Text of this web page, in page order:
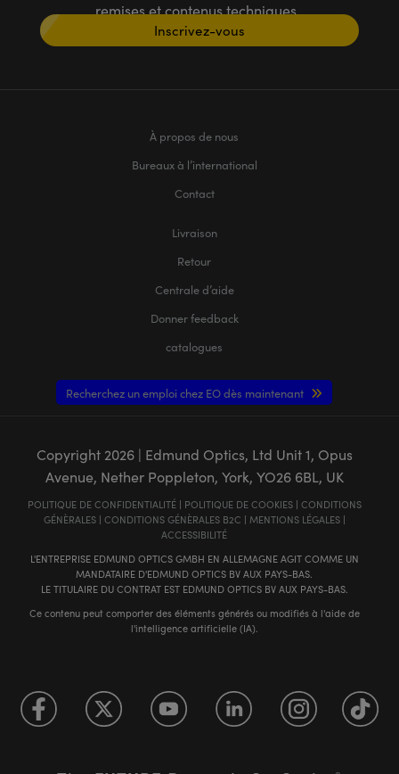
remises et contenus techniques
Inscrivez-vous
À propos de nous
Bureaux à l’international
Contact
Livraison
Retour
Centrale d’aide
Donner feedback
catalogues
Recherchez un emploi chez EO dès maintenant
Copyright 2026| Edmund Optics, Ltd Unit 1, Opus
Avenue, Nether Poppleton, York, YO26 6BL, UK
POLITIQUE DE CONFIDENTIALITÉ| POLITIQUE DE COOKIES| CONDITIONS
GÉNÈRALES| CONDITIONS GÉNÈRALES B2C | MENTIONS LÉGALES|
ACCESSIBILITÉ
L'ENTREPRISE EDMUND OPTICS GMBH EN ALLEMAGNE AGIT COMME UN
MANDATAIRE D'EDMUND OPTICS BV AUX PAYS-BAS.
LE TITULAIRE DU CONTRAT EST EDMUND OPTICS BV AUX PAYS-BAS.
Ce contenu peut comporter des éléments générés ou modifiés à l'aide de
l'intelligence artificielle (IA).